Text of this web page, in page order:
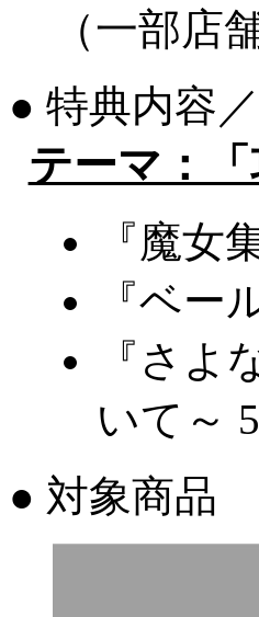
（一部店
● 特典内容
テーマ：
『魔女
『ベー
『さよ
いて～
● 対象商品